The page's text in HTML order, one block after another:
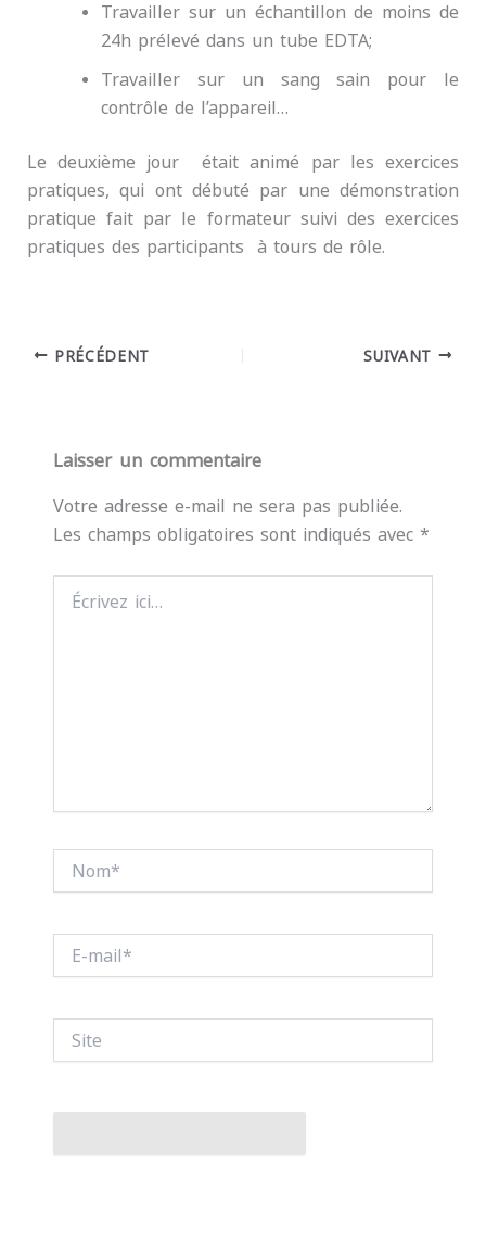
Travailler sur un échantillon de moins de
24h prélevé dans un tube EDTA;
Travailler sur un sang sain pour le
contrôle de l’appareil…
Le deuxième jour était animé par les exercices
pratiques, qui ont débuté par une démonstration
pratique fait par le formateur suivi des exercices
pratiques des participants à tours de rôle.
PRÉCÉDENT SUIVANT
Laisser un commentaire
Votre adresse e-mail ne sera pas publiée.
Les champs obligatoires sont indiqués avec *
ici…
mail*